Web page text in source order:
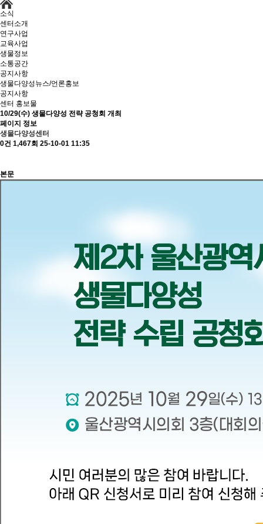
소식
센터소개
연구사업
교육사업
생물정보
소통공간
공지사항
생물다양성뉴스/언론홍보
공지사항
센터 홍보물
10/29(수) 생물다양성 전략 공청회 개최
페이지 정보
생물다양성센터
0건 1,467회 25-10-01 11:35
본문